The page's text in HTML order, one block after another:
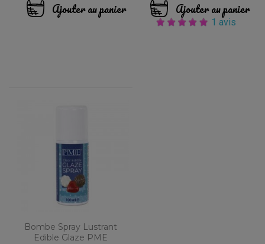
Ajouter au panier Ajouter au panier
1 avis
Bombe Spray Lustrant
Edible Glaze PME